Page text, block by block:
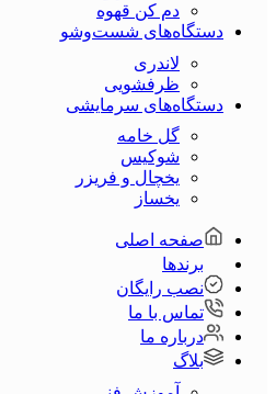
دم کن قهوه
دستگاه‌های شست‌و‌شو
لاندری
ظرفشویی
دستگاه‌های سرمایشی
گل خامه
شوکیس
یخچال و فریزر
یخساز
صفحه اصلی
برندها
نصب رایگان
تماس با ما
درباره ما
بلاگ